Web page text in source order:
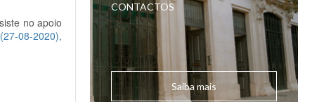
no apoio
08-2020),
CONTACTOS
Saiba mais